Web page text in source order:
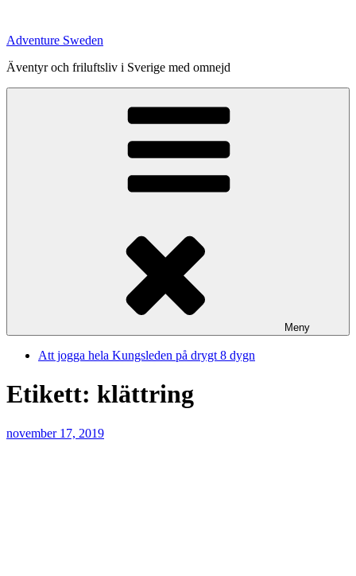
innehåll
Adventure Sweden
Äventyr och friluftsliv i Sverige med omnejd
Meny
Att jogga hela Kungsleden på drygt 8 dygn
Etikett: klättring
Publicerat
november 17, 2019